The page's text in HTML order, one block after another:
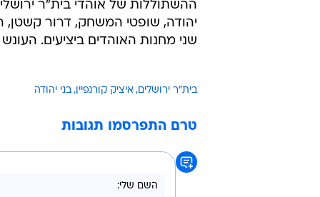
ההשתוללות של אוהדי בית"ר
יהודה, שופטי המשחק, דרור קשטן,
שני מחנות האוהדים ביציעים.
בית"ר ירושלים איציק קורנפיין בני יהודה
טרם התפרסמו תגובות